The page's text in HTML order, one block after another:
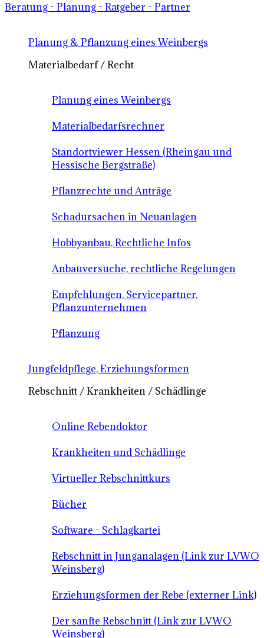
Beratung - Planung - Ratgeber - Partner
Planung & Pflanzung eines Weinbergs
Materialbedarf / Recht
Planung eines Weinbergs
Materialbedarfsrechner
Standortviewer Hessen (Rheingau und
Hessische Bergstraße)
Pflanzrechte und Anträge
Schadursachen in Neuanlagen
Hobbyanbau, Rechtliche Infos
Anbauversuche, rechtliche Regelungen
Empfehlungen, Servicepartner,
Pflanzunternehmen
Pflanzung
Jungfeldpflege, Erziehungsformen
Rebschnitt / Krankheiten / Schädlinge
Online Rebendoktor
Krankheiten und Schädlinge
Virtueller Rebschnittkurs
Bücher
Software - Schlagkartei
Rebschnitt in Junganalagen (Link zur LVWO
Weinsberg)
Erziehungsformen der Rebe (externer Link)
Der sanfte Rebschnitt (Link zur LVWO
Weinsberg)